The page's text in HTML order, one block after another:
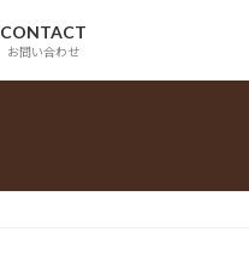
CONTACT
お問い合わせ